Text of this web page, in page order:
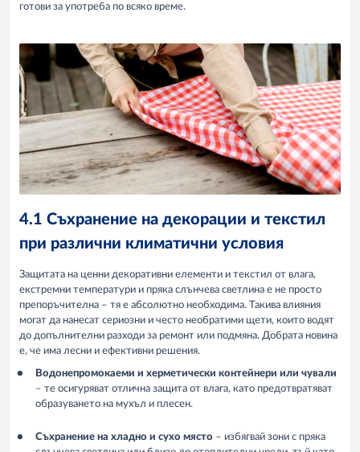
готови за употреба по всяко време.
4.1 Съхранение на декорации и текстил
при различни климатични условия
Защитата на ценни декоративни елементи и текстил от влага,
екстремни температури и пряка слънчева светлина е не просто
препоръчителна – тя е абсолютно необходима. Такива влияния
могат да нанесат сериозни и често необратими щети, които водят
до допълнителни разходи за ремонт или подмяна. Добрата новина
е, че има лесни и ефективни решения.
Водонепромокаеми и херметически контейнери или чували
– те осигуряват отлична защита от влага, като предотвратяват
образуването на мухъл и плесен.
Съхранение на хладно и сухо място – избягвай зони с пряка